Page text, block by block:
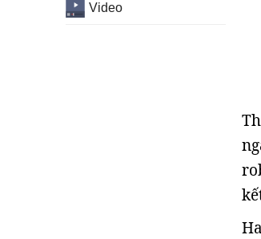
Video